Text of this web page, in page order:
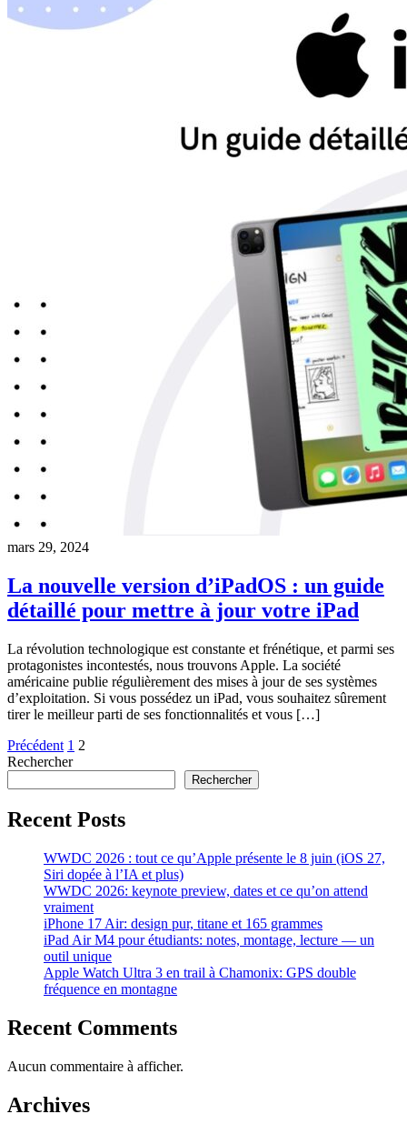
mars 29, 2024
La nouvelle version d’iPadOS : un guide
détaillé pour mettre à jour votre iPad
La révolution technologique est constante et frénétique, et parmi ses
protagonistes incontestés, nous trouvons Apple. La société
américaine publie régulièrement des mises à jour de ses systèmes
d’exploitation. Si vous possédez un iPad, vous souhaitez sûrement
tirer le meilleur parti de ses fonctionnalités et vous […]
Pagination
des
Précédent 1 2
Rechercher
Rechercher
Recent Posts
WWDC 2026 : tout ce qu’Apple présente le 8 juin (iOS 27,
Siri dopée à l’IA et plus)
WWDC 2026: keynote preview, dates et ce qu’on attend
vraiment
iPhone 17 Air: design pur, titane et 165 grammes
iPad Air M4 pour étudiants: notes, montage, lecture — un
outil unique
Apple Watch Ultra 3 en trail à Chamonix: GPS double
fréquence en montagne
Recent Comments
Aucun commentaire à afficher.
Archives